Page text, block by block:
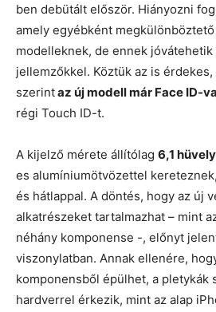
ben debütált először. Hiányozni
amely egyébként
modelleknek, de ennek jóvátehetik
jellemzőkkel. Köztük az is
szerintaz új modell már Face ID-
régi Touch ID-t.
A kijelző mérete állítólag 6,1
es alumíniumötvözettel
és hátlappal. A döntés, hogy az új
alkatrészeket tartalmazhat – mint
néhány komponense -, előnyt
viszonylatban. Annak ellenére,
komponensből épülhet, a pletykák
hardverrel érkezik, mint az alap